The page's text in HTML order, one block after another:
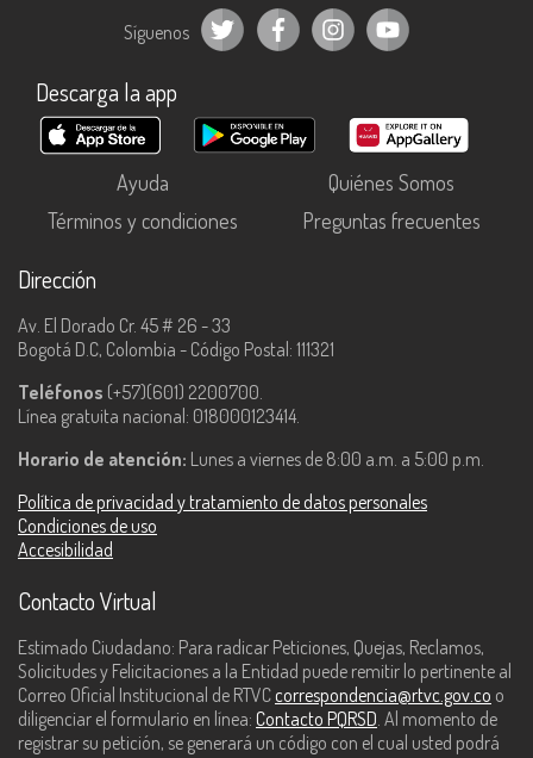
Síguenos
Descarga la app
Ayuda
Quiénes Somos
Términos y condiciones
Preguntas frecuentes
Dirección
Av. El Dorado Cr. 45 # 26 - 33
Bogotá D.C, Colombia - Código Postal: 111321
Teléfonos (+57)(601) 2200700.
Línea gratuita nacional: 018000123414.
Horario de atención: Lunes a viernes de 8:00 a.m. a 5:00 p.m.
Política de privacidad y tratamiento de datos personales
Condiciones de uso
Accesibilidad
Contacto Virtual
Estimado Ciudadano: Para radicar Peticiones, Quejas, Reclamos,
Solicitudes y Felicitaciones a la Entidad puede remitir lo pertinente al
Correo Oficial Institucional de RTVC correspondencia@rtvc.gov.co o
diligenciar el formulario en línea: Contacto PQRSD . Al momento de
registrar su petición, se generará un código con el cual usted podrá